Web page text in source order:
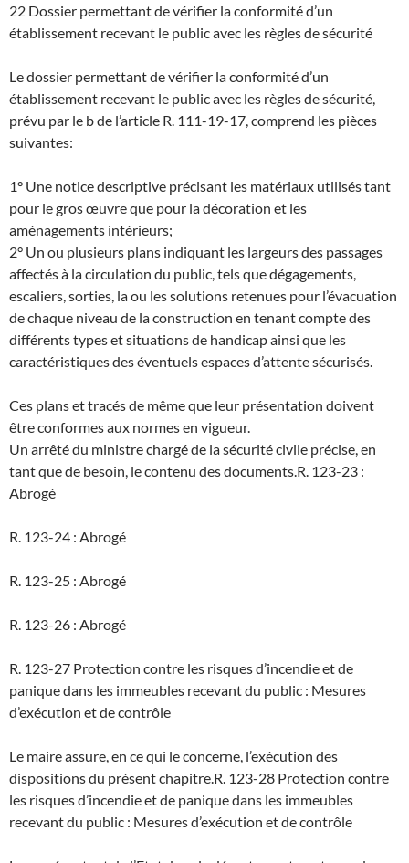
22 Dossier permettant de vérifier la conformité d’un
établissement recevant le public avec les règles de sécurité
Le dossier permettant de vérifier la conformité d’un
établissement recevant le public avec les règles de sécurité,
prévu par le b de l’article R. 111-19-17, comprend les pièces
suivantes:
1° Une notice descriptive précisant les matériaux utilisés tant
pour le gros œuvre que pour la décoration et les
aménagements intérieurs;
2° Un ou plusieurs plans indiquant les largeurs des passages
affectés à la circulation du public, tels que dégagements,
escaliers, sorties, la ou les solutions retenues pour l’évacuation
de chaque niveau de la construction en tenant compte des
différents types et situations de handicap ainsi que les
caractéristiques des éventuels espaces d’attente sécurisés.
Ces plans et tracés de même que leur présentation doivent
être conformes aux normes en vigueur.
Un arrêté du ministre chargé de la sécurité civile précise, en
tant que de besoin, le contenu des documents. R. 123-23 :
Abrogé
R. 123-24 : Abrogé
R. 123-25 : Abrogé
R. 123-26 : Abrogé
R. 123-27 Protection contre les risques d’incendie et de
panique dans les immeubles recevant du public : Mesures
d’exécution et de contrôle
Le maire assure, en ce qui le concerne, l’exécution des
dispositions du présent chapitre. R. 123-28 Protection contre
les risques d’incendie et de panique dans les immeubles
recevant du public : Mesures d’exécution et de contrôle